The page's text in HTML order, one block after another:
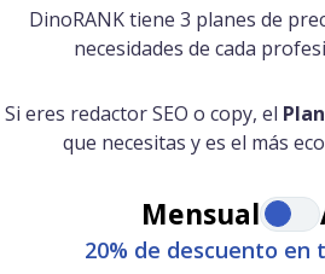
DinoRANK tiene 3 planes de
necesidades de cada
Si eres redactor SEO o copy, el
que necesitas y es el más
Mensual
20% de descuento en